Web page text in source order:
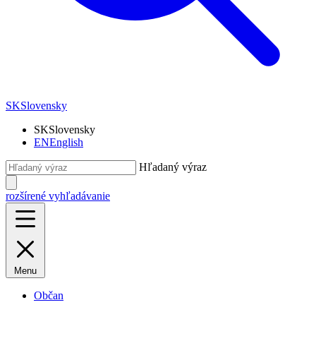
SKSlovensky
SKSlovensky
ENEnglish
Hľadaný výraz
rozšírené vyhľadávanie
Menu
Občan